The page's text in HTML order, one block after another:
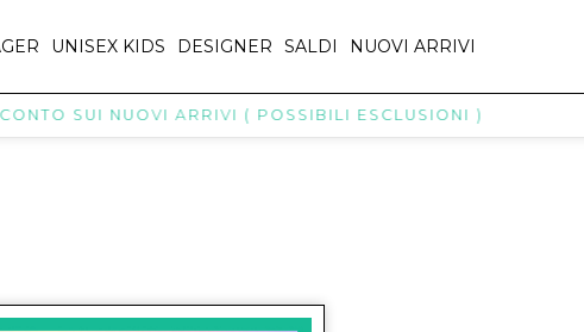
UNISEX KIDS DESIGNER SALDI NUOVI ARRIVI
SUI NUOVI ARRIVI ( POSSIBILI ESCLUSIONI )